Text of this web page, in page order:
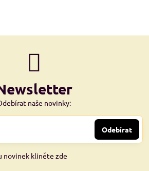
naše novinky:
Odebírat
novinek kliněte zde